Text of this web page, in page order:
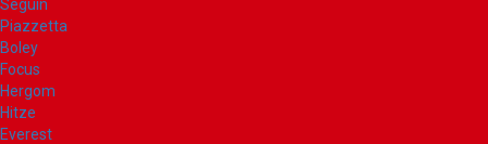
Seguin
Piazzetta
Boley
Focus
Hergom
Hitze
Everest